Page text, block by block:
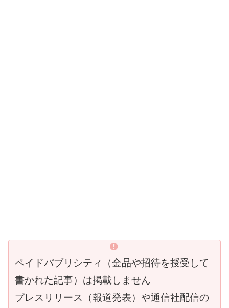
ペイドパブリシティ（金品や招待を授受して
書かれた記事）は掲載しません
プレスリリース（報道発表）や通信社配信の